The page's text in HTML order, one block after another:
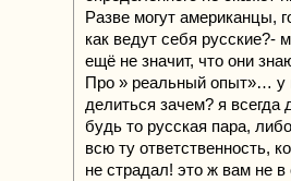
Разве могут американцы,
как ведут себя русские?-
ещё не значит, что они
Про » реальный опыт»… у
делиться зачем? я
будь то русская пара,
всю ту ответственность,
не страдал! это ж вам не